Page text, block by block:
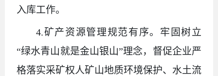
入库工作。
4.矿产资源管理规范有序。牢固树立
“绿水青山就是金山银山”理念，督促企业严
格落实采矿权人矿山地质环境保护、水土流